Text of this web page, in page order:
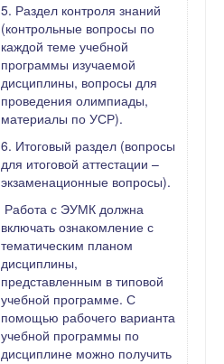
5. Раздел контроля знаний
(контрольные вопросы по
каждой теме учебной
программы изучаемой
дисциплины, вопросы для
проведения олимпиады,
материалы по УСР).
6. Итоговый раздел (вопросы
для итоговой аттестации –
экзаменационные вопросы).
Работа с ЭУМК должна
включать ознакомление с
тематическим планом
дисциплины,
представленным в типовой
учебной программе. С
помощью рабочего варианта
учебной программы по
дисциплине можно получить